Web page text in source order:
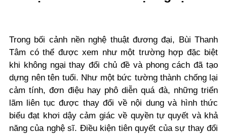
Trong bối cảnh nền nghệ thuật đương đại, Bùi Thanh
Tâm có thể được xem như một trường hợp đặc biệt
khi không ngại thay đổi chủ đề và phong cách đã tạo
dựng nên tên tuổi. Như một bức tường thành chống lại
cảm tính, đơn điệu hay phô diễn quá đà, những triển
lãm liên tục được thay đổi về nội dung và hình thức
biểu đạt khơi dậy cảm giác về quyền tự quyết và khả
năng của nghệ sĩ. Điều kiện tiên quyết của sự thay đổi